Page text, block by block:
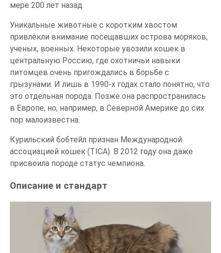
мере 200 лет назад.
Уникальные животные с коротким хвостом
привлекли внимание посещавших острова моряков,
ученых, военных. Некоторые увозили кошек в
центральную Россию, где охотничьи навыки
питомцев очень пригождались в борьбе с
грызунами. И лишь в 1990-х годах стало понятно, что
это отдельная порода. Позже она распространилась
в Европе, но, например, в Северной Америке до сих
пор малоизвестна.
Курильский бобтейл признан Международной
ассоциацией кошек (TICA). В 2012 году она даже
присвоила породе статус чемпиона.
Описание и стандарт